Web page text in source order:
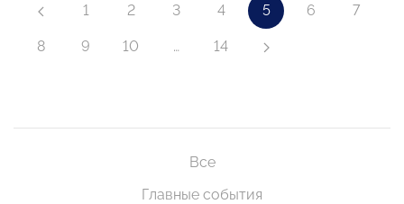
1 2 3 4 5 6 7
8 9 10 … 14
Все
Главные события